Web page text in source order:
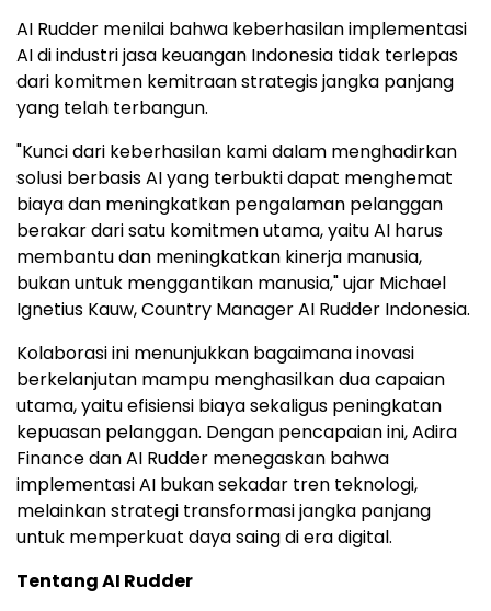
AI Rudder menilai bahwa keberhasilan implementasi
AI di industri jasa keuangan Indonesia tidak terlepas
dari komitmen kemitraan strategis jangka panjang
yang telah terbangun.
"Kunci dari keberhasilan kami dalam menghadirkan
solusi berbasis AI yang terbukti dapat menghemat
biaya dan meningkatkan pengalaman pelanggan
berakar dari satu komitmen utama, yaitu AI harus
membantu dan meningkatkan kinerja manusia,
bukan untuk menggantikan manusia," ujar Michael
Ignetius Kauw, Country Manager AI Rudder Indonesia.
Kolaborasi ini menunjukkan bagaimana inovasi
berkelanjutan mampu menghasilkan dua capaian
utama, yaitu efisiensi biaya sekaligus peningkatan
kepuasan pelanggan. Dengan pencapaian ini, Adira
Finance dan AI Rudder menegaskan bahwa
implementasi AI bukan sekadar tren teknologi,
melainkan strategi transformasi jangka panjang
untuk memperkuat daya saing di era digital.
Tentang AI Rudder